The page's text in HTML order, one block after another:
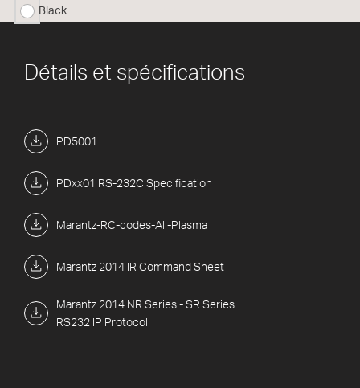
sélectionné
Black
Détails et spécifications
PD5001
PDxx01 RS-232C Specification
Marantz-RC-codes-All-Plasma
Marantz 2014 IR Command Sheet
Marantz 2014 NR Series - SR Series
RS232 IP Protocol